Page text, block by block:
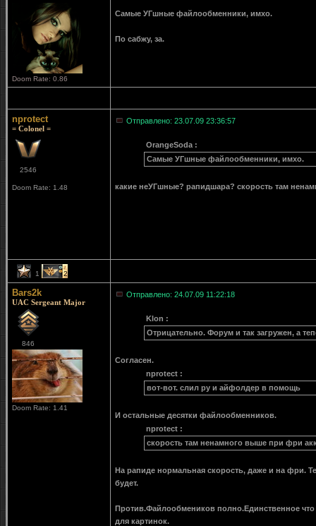
Doom Rate: 0.86
Самые УГшные файлообменники, имхо.
По сабжу, за.
nprotect
= Colonel =
2546
Doom Rate: 1.48
Отправлено: 23.07.09 23:36:57
OrangeSoda :
Самые УГшные файлообменники, имхо.
какие неУГшные? рапидшара? скорость там
1 2
Bars2k
UAC Sergeant Major
846
Doom Rate: 1.41
Отправлено: 24.07.09 11:22:18
Klon :
Отрицательно. Форум и так загружен, а
Согласен.
nprotect :
вот-вот. слил ру и айфолдер в помощь
И остальные десятки файлообменников.
nprotect :
скорость там ненамного выше при фри
На рапиде нормальная скорость, даже и на фри.
будет.
Против.Файлообмеников полно.Единственное
для картинок.